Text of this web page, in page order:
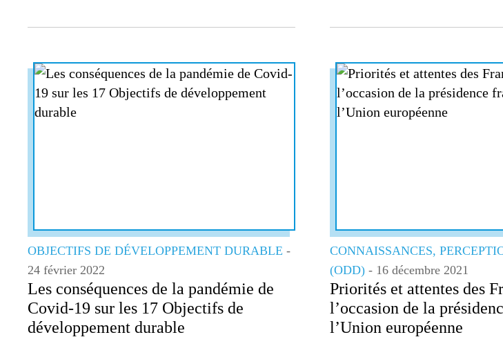
OBJECTIFS DE DÉVELOPPEMENT DURABLE -
24 février 2022
Les conséquences de la pandémie de
Covid-19 sur les 17 Objectifs de
développement durable
CONNAISSANCES,
(ODD) - 16 décembre 2021
Priorités et attentes des
l’occasion de la
l’Union européenne